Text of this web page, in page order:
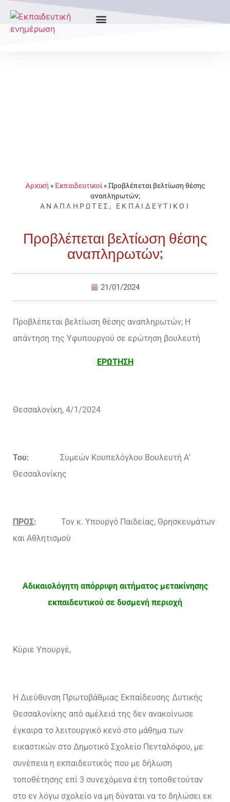
Αρχική »Εκπαιδευτικοί »Προβλέπεται βελτίωση θέσης
αναπληρωτών;
ΑΝΑΠΛΗΡΩΤΈΣ , ΕΚΠΑΙΔΕΥΤΙΚΟΊ
Προβλέπεται βελτίωση θέσης
αναπληρωτών;
21/01/2024
Προβλέπεται βελτίωση θέσης αναπληρωτών; Η
απάντηση της Υφυπουργού σε ερώτηση βουλευτή
ΕΡΩΤΗΣΗ
Θεσσαλονίκη, 4/1/2024
Του: Συμεών Κουπελόγλου Βουλευτή Α’
Θεσσαλονίκης
ΠΡΟΣ: Τον κ. Υπουργό Παιδείας, Θρησκευμάτων
και Αθλητισμού
Αδικαιολόγητη απόρριψη αιτήματος μετακίνησης
εκπαιδευτικού σε δυσμενή περιοχή
Κύριε Υπουργέ,
Η Διεύθυνση Πρωτοβάθμιας Εκπαίδευσης Δυτικής
Θεσσαλονίκης από αμέλειά της δεν ανακοίνωσε
έγκαιρα το λειτουργικό κενό στο μάθημα των
εικαστικών στο Δημοτικό Σχολείο Πενταλόφου, με
συνέπεια η εκπαιδευτικός που με δήλωση
τοποθέτησης επί 3 συνεχόμενα έτη τοποθετούταν
στο εν λόγω σχολείο να μη δύναται να το δηλώσει εκ